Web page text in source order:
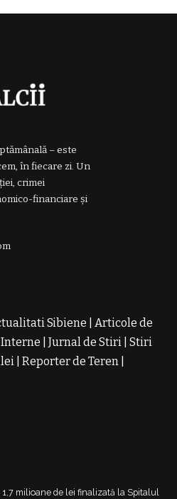
– este
în fiecare zi. Un
crimei
financiare și
Sibiene
Articole de
Jurnal de Stiri Stiri
Reporter de Teren
1,7 milioane de lei finalizată la Spitalul